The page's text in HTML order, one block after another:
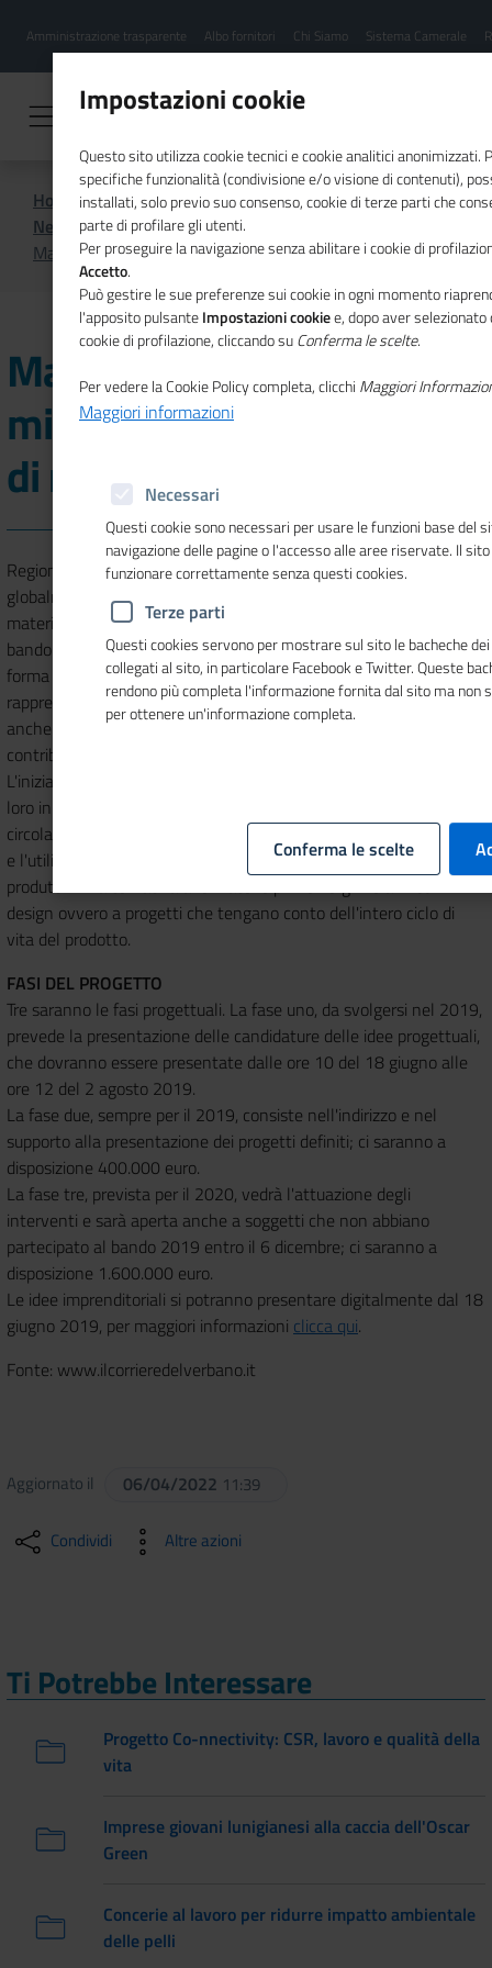
contenuto
Menu
hamburgher
Amministrazione trasparente Albo fornitori Chi Siamo Sistema Camerale
Home CSR
Comunicazione
News di CSR
Materiali riciclati, due milioni di euro per progetti di riuso
Materiali riciclati, due
milioni di euro per progetti
di riuso
Regione Lombardia eUnioncamere Lombardiamettono
globalmente a disposizione 2 milioni di euro per riuso e utilizzo di
materiali riciclati e di prodotti derivanti dai cicli produttivi. Al
bando possono partecipare le micro, piccole e medie imprese in
forma singola o in aggregazione composta da almeno tre imprese
rappresentanti la filiera; all'aggregazione può prendere parte
anche una grande impresa, che non può essere beneficiaria del
contributo.
L'iniziativa vuole promuovere e riqualificare le filiere lombarde, la
loro innovazione e il rispetto dei mercati in ottica di economia
circolare attraverso il sostegno a progetti che promuovano il riuso
e l'utilizzo di materiali riciclati e di prodotti derivanti dai cicli
produttivi in alternativa alle materie prime vergini e all'Eco-
design ovvero a progetti che tengano conto dell'intero ciclo di
vita del prodotto.
FASI DEL PROGETTO
Tre saranno le fasi progettuali. La fase uno, da svolgersi nel 2019,
prevede la presentazione delle candidature delle idee progettuali,
che dovranno essere presentate dalle ore 10 del 18 giugno alle
ore 12 del 2 agosto 2019.
La fase due, sempre per il 2019, consiste nell'indirizzo e nel
supporto alla presentazione dei progetti definiti; ci saranno a
disposizione 400.000 euro.
La fase tre, prevista per il 2020, vedrà l'attuazione degli
interventi e sarà aperta anche a soggetti che non abbiano
partecipato al bando 2019 entro il 6 dicembre; ci saranno a
disposizione 1.600.000 euro.
Le idee imprenditoriali si potranno presentare digitalmente dal 18
giugno 2019, per maggiori informazioni clicca qui.
Fonte: www.ilcorrieredelverbano.it
Aggiornato il 06/04/2022 11:39
Condividi Altre azioni
Ti Potrebbe Interessare
Progetto Co-nnectivity: CSR, lavoro e qualità della
vita
Imprese giovani lunigianesi alla caccia dell'Oscar
Green
Concerie al lavoro per ridurre impatto ambientale
delle pelli
Impostazioni cookie
Questo sito utilizza cookie tecnici e cookie analitici anonimizzati.
specifiche funzionalità (condivisione e/o visione di contenuti),
installati, solo previo suo consenso, cookie di terze parti che
parte di profilare gli utenti.
Per proseguire la navigazione senza abilitare i cookie di
Accetto.
Può gestire le sue preferenze sui cookie in ogni momento
l'apposito pulsanteImpostazioni cookiee, dopo aver
cookie di profilazione, cliccando suConferma le scelte.
Per vedere la Cookie Policy completa, clicchi Maggiori
Maggiori informazioni
Necessari
Questi cookie sono necessari per usare le funzioni base del
navigazione delle pagine o l'accesso alle aree riservate. Il
funzionare correttamente senza questi cookies.
Terze parti
Questi cookies servono per mostrare sul sito le bacheche
collegati al sito, in particolare Facebook e Twitter. Queste
rendono più completa l'informazione fornita dal sito ma non
per ottenere un'informazione completa.
Conferma le scelte